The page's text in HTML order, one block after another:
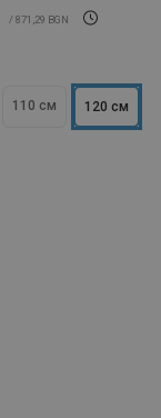
/ 871,29 BGN
110 см 120 см